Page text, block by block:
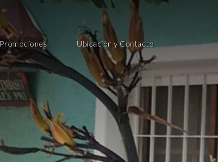
Promociones Ubicación y Contacto